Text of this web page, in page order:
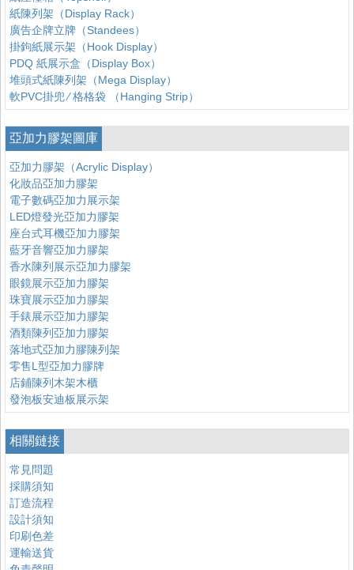
紙陳列架（Display Rack）
廣告企牌立牌（Standees）
掛鉤紙展示架（Hook Display）
PDQ 紙展示盒（Display Box）
堆頭式紙陳列架（Mega Display）
軟PVC掛兜 ∕ 格格袋 （Hanging Strip）
亞加力膠架圖庫
亞加力膠架（Acrylic Display）
化妝品亞加力膠架
電子數碼亞加力展示架
LED燈發光亞加力膠架
座台式耳機亞加力膠架
藍牙音響亞加力膠架
香水陳列展示亞加力膠架
眼鏡展示亞加力膠架
珠寶展示亞加力膠架
手錶展示亞加力膠架
酒類陳列亞加力膠架
落地式亞加力膠陳列架
零售L型亞加力膠牌
店鋪陳列木架木櫃
發泡板安迪板展示架
相關鏈接
常見問題
採購須知
訂造流程
設計須知
印刷色差
運輸送貨